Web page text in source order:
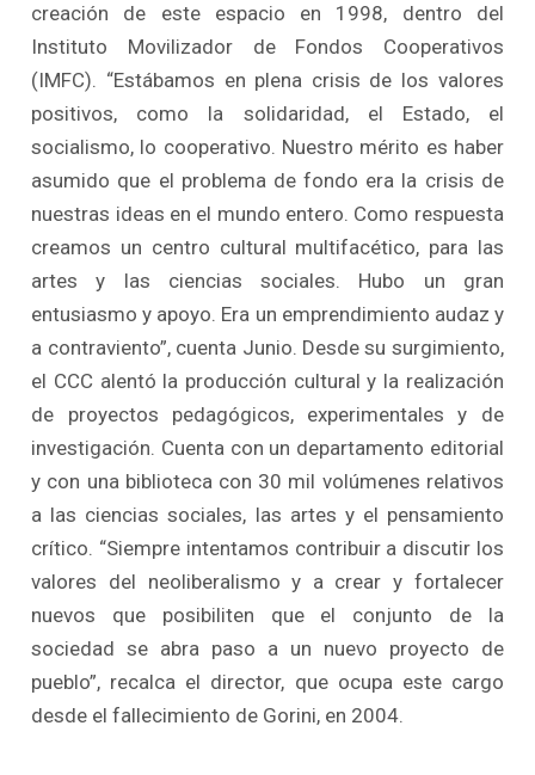
creación de este espacio en 1998, dentro del
Instituto Movilizador de Fondos Cooperativos
(IMFC). “Estábamos en plena crisis de los valores
positivos, como la solidaridad, el Estado, el
socialismo, lo cooperativo. Nuestro mérito es haber
asumido que el problema de fondo era la crisis de
nuestras ideas en el mundo entero. Como respuesta
creamos un centro cultural multifacético, para las
artes y las ciencias sociales. Hubo un gran
entusiasmo y apoyo. Era un emprendimiento audaz y
a contraviento”, cuenta Junio. Desde su surgimiento,
el CCC alentó la producción cultural y la realización
de proyectos pedagógicos, experimentales y de
investigación. Cuenta con un departamento editorial
y con una biblioteca con 30 mil volúmenes relativos
a las ciencias sociales, las artes y el pensamiento
crítico. “Siempre intentamos contribuir a discutir los
valores del neoliberalismo y a crear y fortalecer
nuevos que posibiliten que el conjunto de la
sociedad se abra paso a un nuevo proyecto de
pueblo”, recalca el director, que ocupa este cargo
desde el fallecimiento de Gorini, en 2004.